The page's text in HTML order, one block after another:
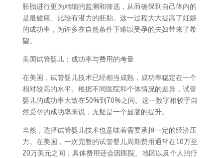
胚胎进行更为精细的监测和筛选，从而确保到自己体内的
是最健康、比较有潜力的胚胎。这一过程大大提高了妊娠
的成功率，为许多在自然条件下难以受孕的夫妇带来了希
望。
美国试管婴儿：成功率与费用的考量
在美国，试管婴儿技术已经相当成熟，成功率稳定在一个
相对较高的水平。根据不同医院和个体情况的差异，试管
婴儿的成功率大致在50%到70%之间。这一数字相较于自
然受孕的成功率来说，无疑是一个显著的提升。
当然，选择试管婴儿技术也意味着需要承担一定的经济压
力。在美国，一次完整的试管婴儿周期费用通常在10万至
20万美元之间，具体费用还会因医院、地区以及个人治疗